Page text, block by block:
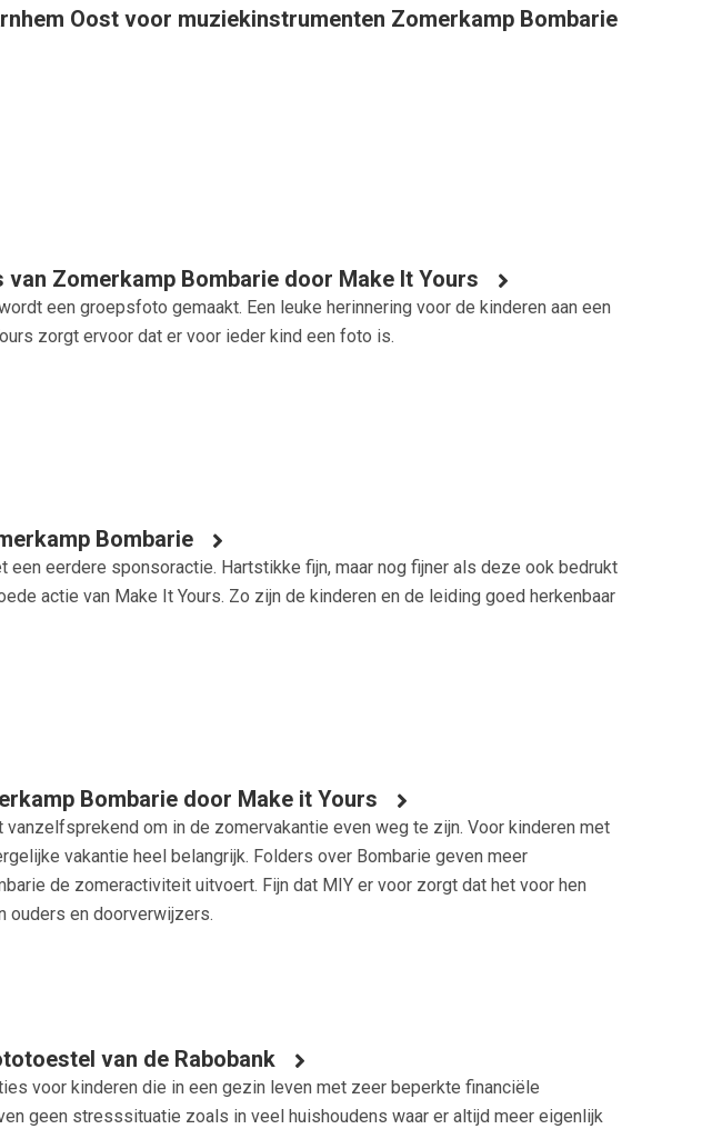
Oost voor muziekinstrumenten Zomerkamp Bombarie
Zomerkamp Bombarie door Make It Yours
een groepsfoto gemaakt. Een leuke herinnering voor de kinderen aan een
zorgt ervoor dat er voor ieder kind een foto is.
Bombarie
een eerdere sponsoractie. Hartstikke fijn, maar nog fijner als deze ook bedrukt
actie van Make It Yours. Zo zijn de kinderen en de leiding goed herkenbaar
Bombarie door Make it Yours
om in de zomervakantie even weg te zijn. Voor kinderen met
vakantie heel belangrijk. Folders over Bombarie geven meer
de zomeractiviteit uitvoert. Fijn dat MIY er voor zorgt dat het voor hen
ouders en doorverwijzers.
van de Rabobank
voor kinderen die in een gezin leven met zeer beperkte financiële
geen stresssituatie zoals in veel huishoudens waar er altijd meer eigenlijk